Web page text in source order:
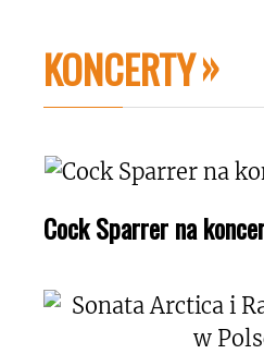
KONCERTY
Cock Sparrer na